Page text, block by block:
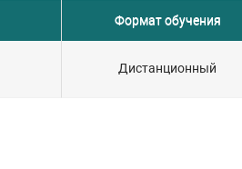
Формат обучения
Дистанционный